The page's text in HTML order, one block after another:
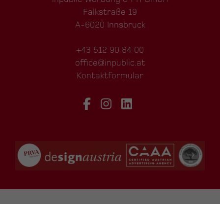
Falkstraße 19
A-6020 Innsbruck
+43 512 90 84 00
office@inpublic.at
Kontaktformular